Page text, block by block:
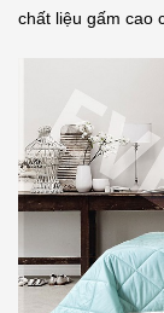
chất liệu gấm cao